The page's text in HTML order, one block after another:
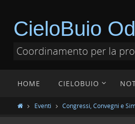
CieloBuio
Coordinamento per la
HOME CIELOBUIO
Eventi Congressi, Convegni e